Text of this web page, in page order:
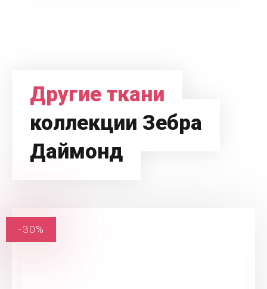
Другие ткани
коллекции Зебра
Даймонд
-30%